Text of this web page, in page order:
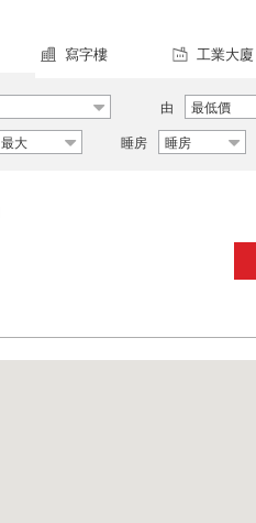
寫字樓 工業大廈
由 最低價
最大 睡房 睡房